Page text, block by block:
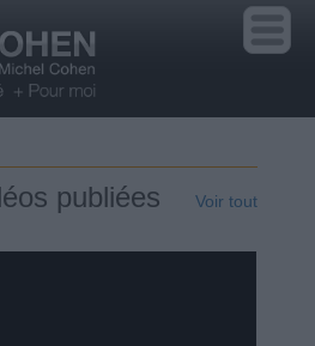
publiées Voir tout